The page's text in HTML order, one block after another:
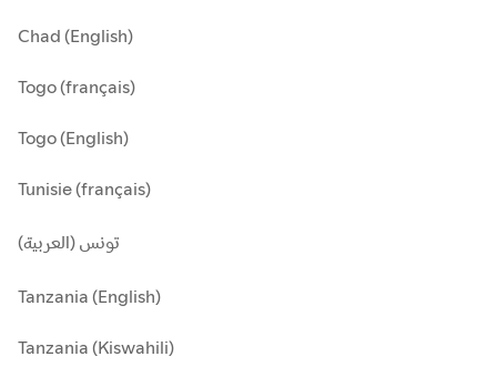
Chad (English)
Togo (français)
Togo (English)
Tunisie (français)
تونس (العربية)
Tanzania (English)
Tanzania (Kiswahili)